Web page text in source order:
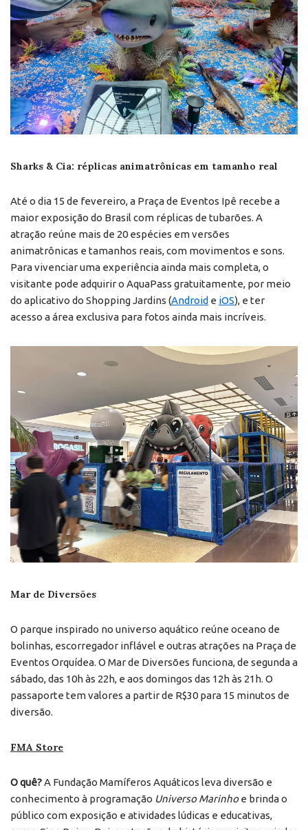
Sharks & Cia: réplicas animatrônicas em tamanho real
Até o dia 15 de fevereiro, a Praça de Eventos Ipê recebe a
maior exposição do Brasil com réplicas de tubarões. A
atração reúne mais de 20 espécies em versões
animatrônicas e tamanhos reais, com movimentos e sons.
Para vivenciar uma experiência ainda mais completa, o
visitante pode adquirir o AquaPass gratuitamente, por meio
do aplicativo do Shopping Jardins (Android e iOS), e ter
acesso a área exclusiva para fotos ainda mais incríveis.
Mar de Diversões
O parque inspirado no universo aquático reúne oceano de
bolinhas, escorregador inflável e outras atrações na Praça de
Eventos Orquídea. O Mar de Diversões funciona, de segunda a
sábado, das 10h às 22h, e aos domingos das 12h às 21h. O
passaporte tem valores a partir de R$30 para 15 minutos de
diversão.
FMA Store
O quê?A Fundação Mamíferos Aquáticos leva diversão e
conhecimento à programação Universo Marinhoe brinda o
público com exposição e atividades lúdicas e educativas,